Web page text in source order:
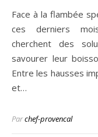
Face à la flambée spectaculaire des prix du café observée
ces derniers
cherchent des
savourer leur
Entre les hausses
et…
Parchef-provencal